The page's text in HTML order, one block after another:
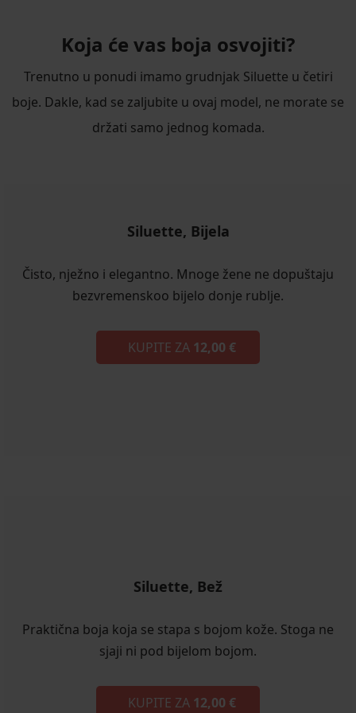
Koja će vas boja osvojiti?
Trenutno u ponudi imamo grudnjak Siluette u četiri
boje. Dakle, kad se zaljubite u ovaj model, ne morate se
držati samo jednog komada.
Siluette, Bijela
Čisto, nježno i elegantno. Mnoge žene ne dopuštaju
bezvremenskoo bijelo donje rublje.
KUPITE ZA 12,00 €
Siluette, Bež
Praktična boja koja se stapa s bojom kože. Stoga ne
sjaji ni pod bijelom bojom.
KUPITE ZA 12,00 €